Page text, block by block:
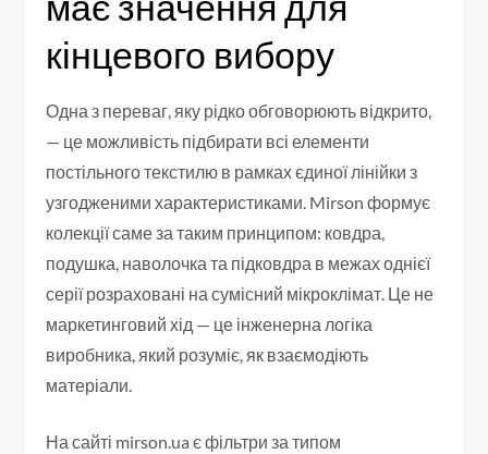
кінцевого вибору
Одна з переваг, яку рідко обговорюють відкрито,
— це можливість підбирати всі елементи
постільного текстилю в рамках єдиної лінійки з
узгодженими характеристиками. Mirson формує
колекції саме за таким принципом: ковдра,
подушка, наволочка та підковдра в межах однієї
серії розраховані на сумісний мікроклімат. Це не
маркетинговий хід — це інженерна логіка
виробника, який розуміє, як взаємодіють
матеріали.
На сайті mirson.ua є фільтри за типом